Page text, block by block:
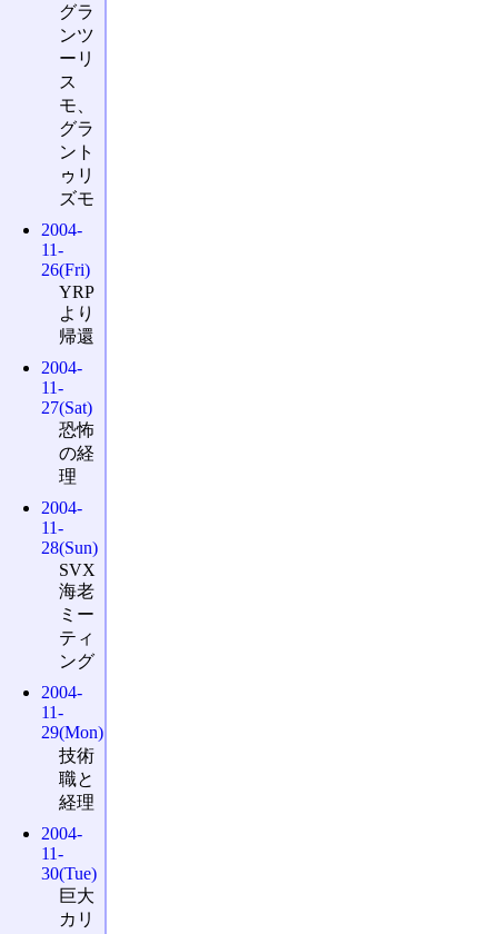
グラ
ンツ
ーリ
ス
モ、
グラ
ント
ゥリ
ズモ
2004-
11-
26(Fri)
YRP
より
帰還
2004-
11-
27(Sat)
恐怖
の経
理
2004-
11-
28(Sun)
SVX
海老
ミー
ティ
ング
2004-
11-
29(Mon)
技術
職と
経理
2004-
11-
30(Tue)
巨大
カリ